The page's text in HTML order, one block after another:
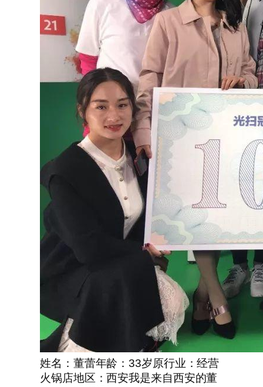
姓名：董蕾年龄：33岁原行业：经营
火锅店地区：西安我是来自西安的董